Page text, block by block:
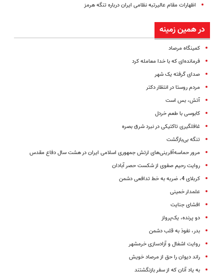
اظهارات مقام عالیرتبه نظامی ایران درباره تنگه هرمز
در همین زمینه
کمینگاه مرصاد
فرمانده‌ای که با خدا معامله کرد
صدای‌ گرفته یک شهر
مردم روستا در انتظار دکتر
آتش، بس است
کابوسی با طعم خردل
غافلگیری تاکتیکی در نبرد شرق بصره
تنگه بی‌بازگشت
مرور حماسه‌آفرینی‌های ارتش جمهوری اسلامی ایران در هشت سال دفاع مقدس
روایت رحیم صفوی از شکست حصر آبادان
کربلای 4، ضربه به خط تدافعی دشمن
علمدار خمینی
افشای جنایت
دو پرنده، یک‌پرواز
بدر، نفوذ به قلب دشمن
روایت اشغال و آزادسازی خرمشهر
راند دیوان را حق از مرصاد خویش
به یاد آنان که از سفر بازنگشتند